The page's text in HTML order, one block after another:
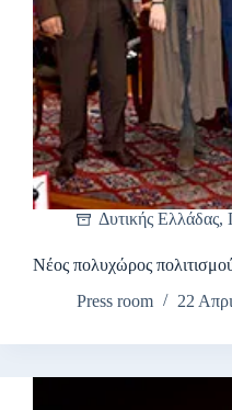
Δυτικής Ελλάδας,
Νέος πολυχώρος
Press room
22